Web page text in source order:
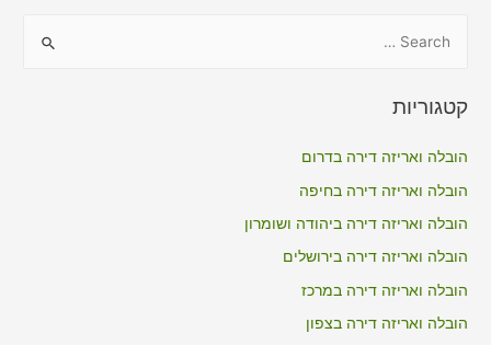
r
o
r
:
קטגוריות
הובלה ואריזה דירה בדרום
הובלה ואריזה דירה בחיפה
הובלה ואריזה דירה ביהודה ושומרון
הובלה ואריזה דירה בירושלים
הובלה ואריזה דירה במרכז
הובלה ואריזה דירה בצפון